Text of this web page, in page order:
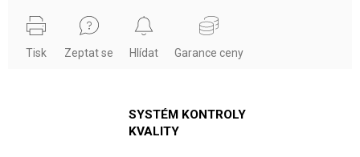
Tisk Zeptat se Hlídat Garance ceny
SYSTÉM KONTROLY
KVALITY